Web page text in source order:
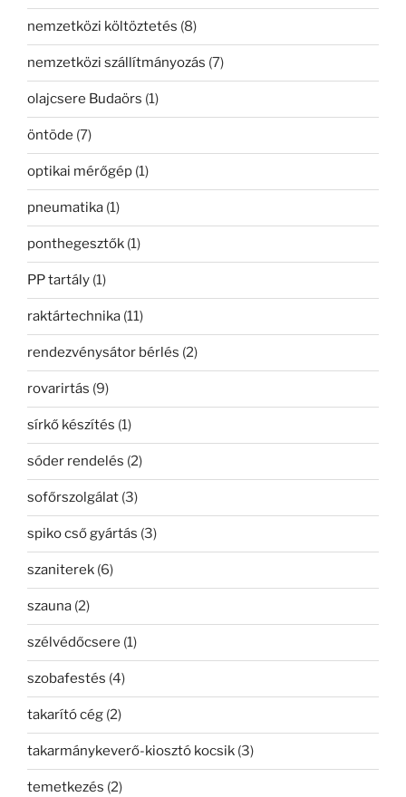
nemzetközi költöztetés (8)
nemzetközi szállítmányozás (7)
olajcsere Budaörs (1)
öntöde (7)
optikai mérőgép (1)
pneumatika (1)
ponthegesztők (1)
PP tartály (1)
raktártechnika (11)
rendezvénysátor bérlés (2)
rovarirtás (9)
sírkő készítés (1)
sóder rendelés (2)
sofőrszolgálat (3)
spiko cső gyártás (3)
szaniterek (6)
szauna (2)
szélvédőcsere (1)
szobafestés (4)
takarító cég (2)
takarmánykeverő-kiosztó kocsik (3)
temetkezés (2)